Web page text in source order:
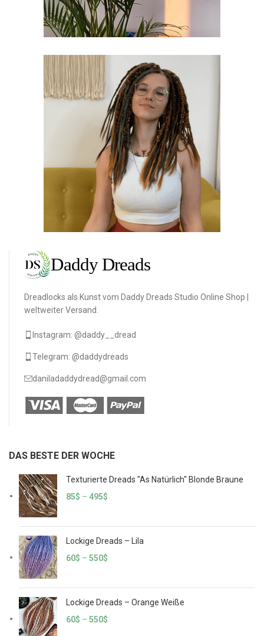
Dreadlocks als Kunst vom Daddy Dreads Studio Online Shop |
weltweiter Versand.
Instagram: @daddy__dread
Telegram: @daddydreads
daniladaddydread@gmail.com
DAS BESTE DER WOCHE
Texturierte Dreads "As Natürlich" Blonde Braune
85$ – 495$
Lockige Dreads – Lila
60$ – 550$
Lockige Dreads – Orange Weiße
60$ – 550$